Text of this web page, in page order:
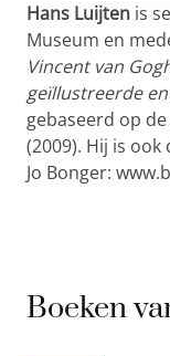
Hans Luijten is
Museum en
Vincent van
geïllustreerde
gebaseerd op
(2009). Hij is
Jo Bonger:
Boeken